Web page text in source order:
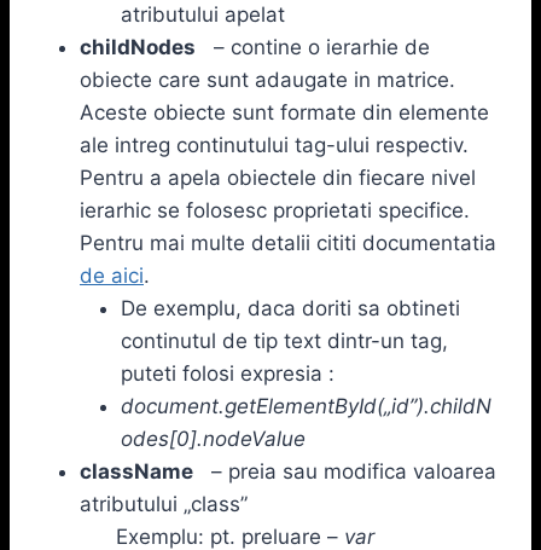
atributului apelat
childNodes – contine o ierarhie de
obiecte care sunt adaugate in matrice.
Aceste obiecte sunt formate din elemente
ale intreg continutului tag-ului respectiv.
Pentru a apela obiectele din fiecare nivel
ierarhic se folosesc proprietati specifice.
Pentru mai multe detalii cititi documentatia
de aici.
De exemplu, daca doriti sa obtineti
continutul de tip text dintr-un tag,
puteti folosi expresia :
document.getElementById(„id”).childN
odes[0].nodeValue
className – preia sau modifica valoarea
atributului „class”
Exemplu: pt. preluare – var